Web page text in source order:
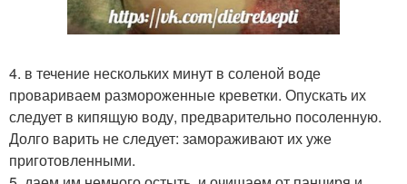
4. в течение нескольких минут в соленой воде
провариваем размороженные креветки. Опускать их
следует в кипящую воду, предварительно посоленную.
Долго варить не следует: замораживают их уже
приготовленными.